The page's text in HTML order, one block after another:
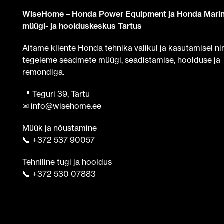
WiseHome – Honda Power Equipment ja Honda
müügi- ja hoolduskeskus Tartus
Aitame kliente Honda tehnika valikul ja kasutamisel
tegeleme seadmete müügi, seadistamise, hoolduse ja
remondiga.
📍 Teguri 39, Tartu
✉ info@wisehome.ee
Müük ja nõustamine
📞 +372 537 90057
Tehniline tugi ja hooldus
📞 +372 530 07883